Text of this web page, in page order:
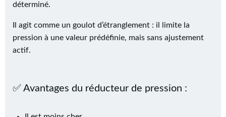
déterminé.
Il agit comme un goulot d’étranglement : il limite la
pression à une valeur prédéfinie, mais sans ajustement
actif.
✅ Avantages du réducteur de pression :